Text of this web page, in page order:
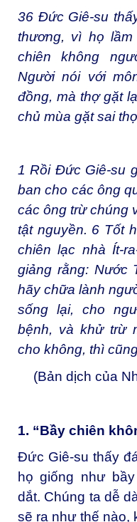
36 Đức Giê-su
thương, vì họ
chiên không
Người nói với
đồng, mà thợ gặt
chủ mùa gặt sai
1 Rồi Đức Giê-su
ban cho các ông
các ông trừ chúng
tật nguyền. 6 Tốt
chiên lạc nhà Ít-
giảng rằng: Nước
hãy chữa lành
sống lại, cho
bệnh, và khử trừ
cho không, thì
(Bản dịch của
1. “Bầy chiên
Đức Giê-su thấy
họ giống như
dắt. Chúng ta dễ
sẽ ra như thế nào,